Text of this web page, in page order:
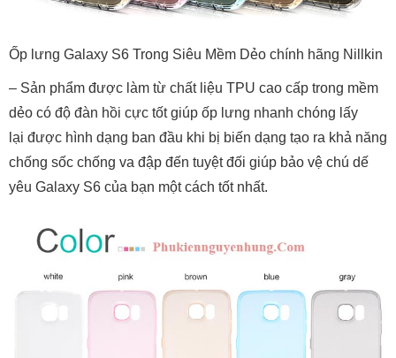
Ốp lưng Galaxy S6 Trong Siêu Mềm Dẻo chính hãng Nillkin
– Sản phẩm được làm từ chất liệu TPU cao cấp trong mềm
dẻo có độ đàn hồi cực tốt giúp ốp lưng nhanh chóng lấy
lại được hình dạng ban đầu khi bị biến dạng tạo ra khả năng
chống sốc chống va đập đến tuyệt đối giúp bảo vệ chú dế
yêu Galaxy S6 của bạn một cách tốt nhất.